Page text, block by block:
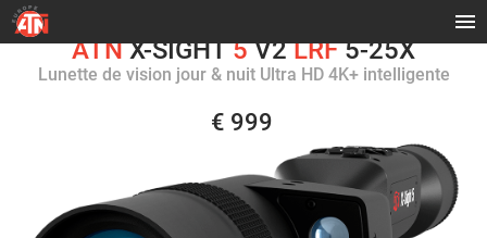
ATNX-SIGHT5V2LRF5-25X
Lunette de vision jour & nuit Ultra HD 4K+ intelligente
€ 999